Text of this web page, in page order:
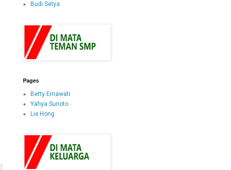
Budi Setya
Pages
Betty Ernawati
Yahya Sunoto
Lie Hong